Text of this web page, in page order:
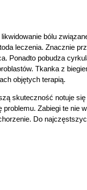
bólu
leczenia. Znacznie
Ponadto pobudza
Tkanka z
objętych terapią.
skuteczność notuje się
Zabiegi te nie
Do